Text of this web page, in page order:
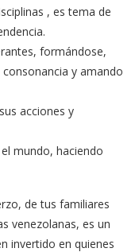
, es tema de
formándose,
y amando
acciones y
mundo, haciendo
de tus familiares
venezolanas, es un
invertido en quienes